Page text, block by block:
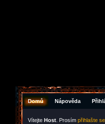
Domů Nápověda
Vítejte Host . Prosím přihlašte se